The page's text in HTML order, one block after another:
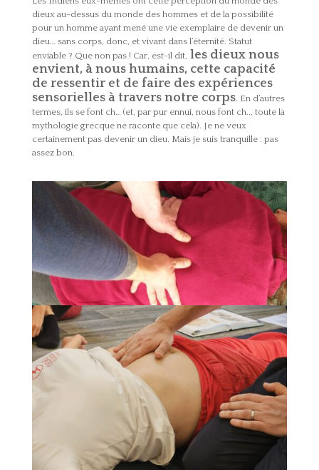
dieux au-dessus du monde des hommes et de la possibilité
pour un homme ayant mené une vie exemplaire de devenir un
dieu… sans corps, donc, et vivant dans l’éternité. Statut
enviable ? Que non pas ! Car, est-il dit, les dieux nous
envient, à nous humains, cette capacité
de ressentir et de faire des expériences
sensorielles à travers notre corps. En d’autres
termes, ils se font ch… (et, par pur ennui, nous font ch.., toute la
mythologie grecque ne raconte que cela). Je ne veux
certainement pas devenir un dieu. Mais je suis tranquille : pas
assez bon.